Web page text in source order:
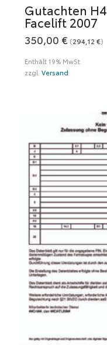
Gutachten
Facelift 2007
350,00 € (294,12 €)
Enthält 19% MwSt.
zzgl. Versand